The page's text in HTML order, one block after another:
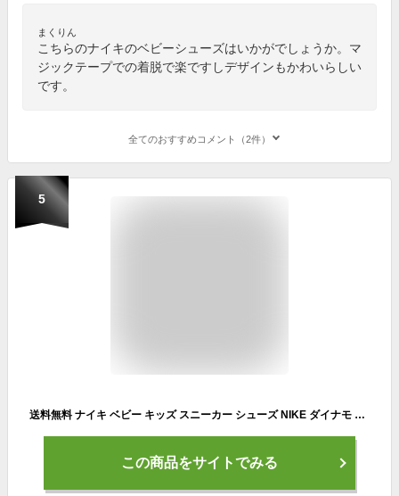
まくりん
こちらのナイキのベビーシューズはいかがでしょうか。マ
ジックテープでの着脱で楽ですしデザインもかわいらしい
です。
全てのおすすめコメント（2件）
5
送料無料 ナイキ ベビー キッズ スニーカー シューズ NIKE ダイナモ フリー TD 12-16.0cm 子供靴 スリッポン 子ども 女の子 男の子 スポーティ カジュアル DYNAMO FREE TD 運動靴 くつ/343938-102
この商品をサイトでみる